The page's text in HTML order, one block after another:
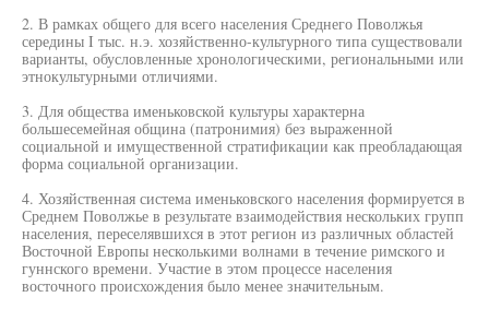
2. В рамках общего для всего населения Среднего Поволжья
середины I тыс. н.э. хозяйственно-культурного типа существовали
варианты, обусловленные хронологическими, региональными или
этнокультурными отличиями.
3. Для общества именьковской культуры характерна
большесемейная община (патронимия) без выраженной
социальной и имущественной стратификации как преобладающая
форма социальной организации.
4. Хозяйственная система именьковского населения формируется в
Среднем Поволжье в результате взаимодействия нескольких групп
населения, переселявшихся в этот регион из различных областей
Восточной Европы несколькими волнами в течение римского и
гуннского времени. Участие в этом процессе населения
восточного происхождения было менее значительным.